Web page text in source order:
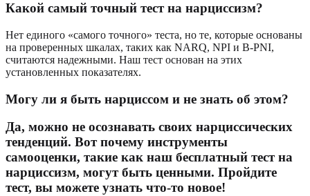
Какой самый точный тест на нарциссизм?
Нет единого «самого точного» теста, но те, которые основаны
на проверенных шкалах, таких как NARQ, NPI и B-PNI,
считаются надежными. Наш тест основан на этих
установленных показателях.
Могу ли я быть нарциссом и не знать об этом?
Да, можно не осознавать своих нарциссических
тенденций. Вот почему инструменты
самооценки, такие как наш бесплатный тест на
нарциссизм, могут быть ценными. Пройдите
тест, вы можете узнать что-то новое!